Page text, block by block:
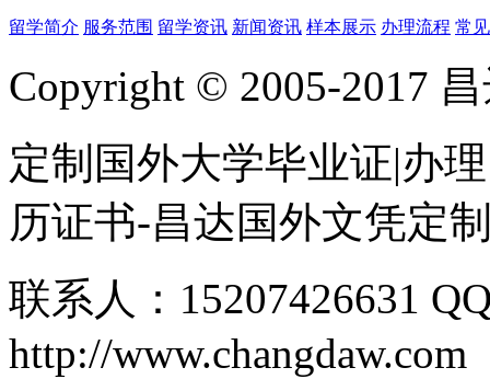
留学简介 服务范围 留学资讯 新闻资讯 样本展示 办理流程 常
Copyright © 2005-2017
定制国外大学毕业证|办
历证书-昌达国外文凭定
联系人：15207426631
http://www.changdaw.com